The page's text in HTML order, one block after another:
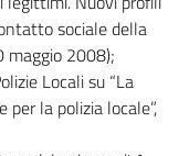
sociale della
maggio 2008);
Locali su “La
la polizia locale”,